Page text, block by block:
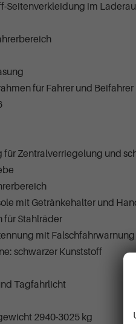
Seitenverkleidung im
für Fahrer und Beifahrer
Zentralverriegelung und
mit Getränkehalter und
für Stahlräder
mit Falschfahrwarnung
schwarzer Kunststoff
Tagfahrlicht
2940-3025 kg